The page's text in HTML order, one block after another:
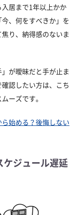
居まで1年以上かか
、何をすべきか」を
り、納得感のないま
が曖昧だと手が止ま
認したい方は、こち
ーズです。
始める？後悔しない
ジュール遅延